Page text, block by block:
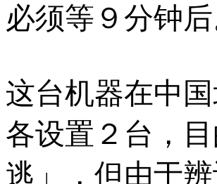
必须等９分钟后
这台机器在中
各设置２台，
逃」，但由于